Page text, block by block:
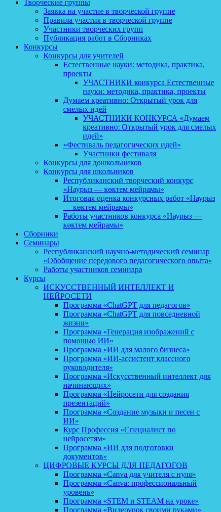
Творческие группы
Заявка на участие в творческой группе
Правила участия в творческой группе
Участники творческих групп
Публикация работ в Сборниках
Конкурсы
Конкурсы для учителей
Естественные науки: методика, практика,
проекты
УЧАСТНИКИ конкурса Естественные
науки: методика, практика, проекты
Думаем креативно: Открытый урок для
смелых идей
УЧАСТНИКИ КОНКУРСА «Думаем
креативно: Открытый урок для смелых
идей»
«Фестиваль педагогических идей»
Участники фестиваля
Конкурсы для дошкольников
Конкурсы для школьников
Республиканский творческий конкурс
«Наурыз — көктем мейрамы»
Итоговая оценка конкурсных работ «Наурыз
— көктем мейрамы»
Работы участников конкурса «Наурыз —
көктем мейрамы»
Сборники
Семинары
Республиканский научно-методический семинар
«Обобщение передового педагогического опыта»
Работы участников семинара
Курсы
ИСКУССТВЕННЫЙ ИНТЕЛЛЕКТ И
НЕЙРОСЕТИ
Программа «ChatGPT для педагогов»
Программа «ChatGPT для повседневной
жизни»
Программа «Генерация изображений с
помощью ИИ»
Программа «ИИ для малого бизнеса»
Программа «ИИ-ассистент классного
руководителя»
Программа «Искусственный интеллект для
начинающих»
Программа «Нейросети для создания
презентаций»
Программа «Создание музыки и песен с
ИИ»
Курс Профессия «Специалист по
нейросетям»
Программа «ИИ для подготовки
документов»
ЦИФРОВЫЕ КУРСЫ ДЛЯ ПЕДАГОГОВ
Программа «Canva для учителя с нуля»
Программа «Canva: профессиональный
уровень»
Программа «STEM и STEAM на уроке»
Программа «Видеоурок своими руками»